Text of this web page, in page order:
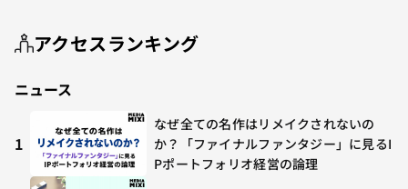
アクセスランキング
ニュース
1
なぜ全ての名作はリメイクされないの
か？「ファイナルファンタジー」に見るI
Pポートフォリオ経営の論理